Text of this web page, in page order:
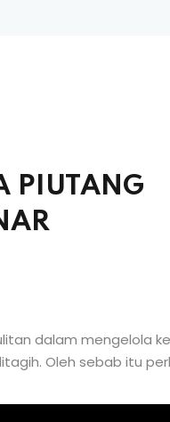
PIUTANG
dalam mengelola
Oleh sebab itu